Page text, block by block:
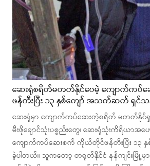
ဆေးရုံစရိတ်မတတ်နိုင်ပေမဲ့ ကျောက်က
ဖန်တီးပြီး ၁၃ နှစ်ကျော် အသက်ဆက် ရှင်
ဆေးရုံမှာ ကျောက်ကပ်ဆေးတဲ့စရိတ် မတတ်နိုင်
မီးဖိုချောင်သုံးပစ္စည်းတွေ၊ ဆေးရုံသုံးကိရိယာအ
ကျောက်ကပ်ဆေးစက် ကိုယ်တိုင်ဖန်တီးပြီး ၁၃
ခဲ့ပါတယ်။ သူကတော့ တရုတ်နိုင်ငံ နန်ကျင်းမြို့